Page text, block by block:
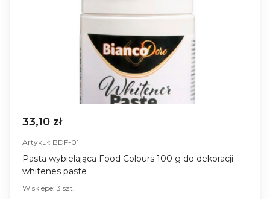
33,10 zł
Artykuł: BDF-01
Pasta wybielająca Food Colours 100 g do dekoracji
whitenes paste
W sklepe: 3 szt.